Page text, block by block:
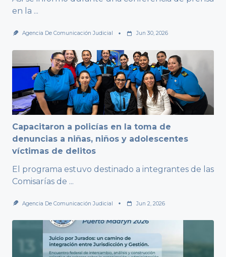
en la ...
Agencia De Comunicación Judicial Jun 30, 2026
Capacitaron a policías en la toma de
denuncias a niñas, niños y adolescentes
víctimas de delitos
El programa estuvo destinado a integrantes de las
Comisarías de ...
Agencia De Comunicación Judicial Jun 2, 2026